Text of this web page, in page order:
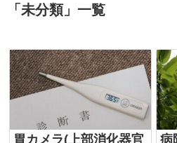
「 未分類」 一覧
胃カメラ(上部消化器官
病